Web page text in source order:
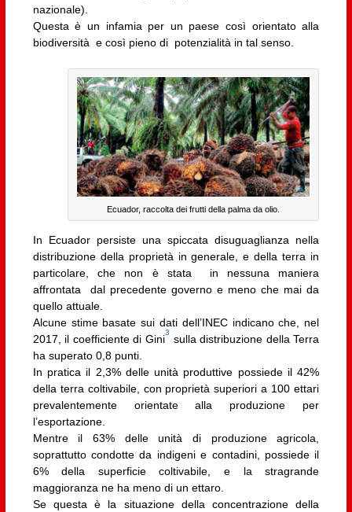
nazionale).
Questa è un infamia per un paese così orientato alla
biodiversità e così pieno di potenzialità in tal senso.
Ecuador, raccolta dei frutti della palma da olio.
In Ecuador persiste una spiccata disuguaglianza nella
distribuzione della proprietà in generale, e della terra in
particolare, che non è stata in nessuna maniera
affrontata dal precedente governo e meno che mai da
quello attuale.
Alcune stime basate sui dati dell’INEC indicano che, nel
2017, il coefficiente di Gini
3
sulla distribuzione della Terra
ha superato 0,8 punti.
In pratica il 2,3% delle unità produttive possiede il 42%
della terra coltivabile, con proprietà superiori a 100 ettari
prevalentemente orientate alla produzione per
l’esportazione.
Mentre il 63% delle unità di produzione agricola,
soprattutto condotte da indigeni e contadini, possiede il
6% della superficie coltivabile, e la stragrande
maggioranza ne ha meno di un ettaro.
Se questa è la situazione della concentrazione della